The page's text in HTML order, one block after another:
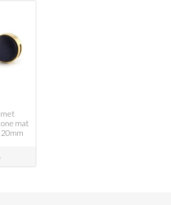
met
mat